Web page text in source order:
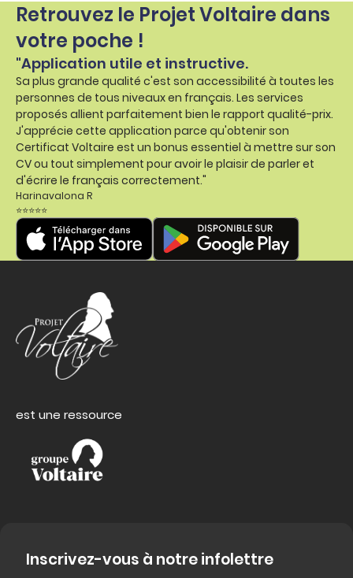
Retrouvez le Projet Voltaire dans
votre poche !
"Application utile et instructive.
Sa plus grande qualité c'est son accessibilité à toutes les
personnes de tous niveaux en français. Les services
proposés allient parfaitement bien le rapport qualité-prix.
J'apprécie cette application parce qu'obtenir son
Certificat Voltaire est un bonus essentiel à mettre sur son
CV ou tout simplement pour avoir le plaisir de parler et
d'écrire le français correctement."
Harinavalona R
⭐⭐⭐⭐⭐
est une ressource
Inscrivez-vous à notre infolettre